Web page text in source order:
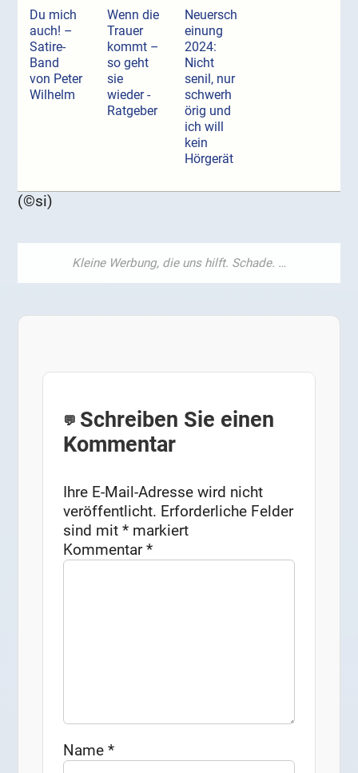
Du mich
auch! –
Satire-
Band
von Peter
Wilhelm
Wenn die
Trauer
kommt –
so geht
sie
wieder -
Ratgeber
Neuersch
einung
2024:
Nicht
senil, nur
schwerh
örig und
ich will
kein
Hörgerät
(©si)
Schreiben Sie einen
Kommentar
Ihre E-Mail-Adresse wird nicht
veröffentlicht. Erforderliche Felder
sind mit* markiert
Kommentar*
Name*